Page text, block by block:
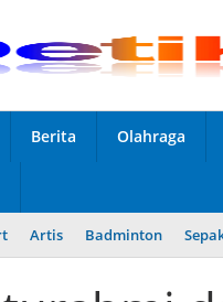
Berita Olahraga
Artis Badminton